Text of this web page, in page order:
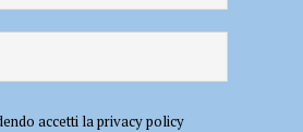
Piacentino: due pazienti ricoverati in
accetti la privacy policy